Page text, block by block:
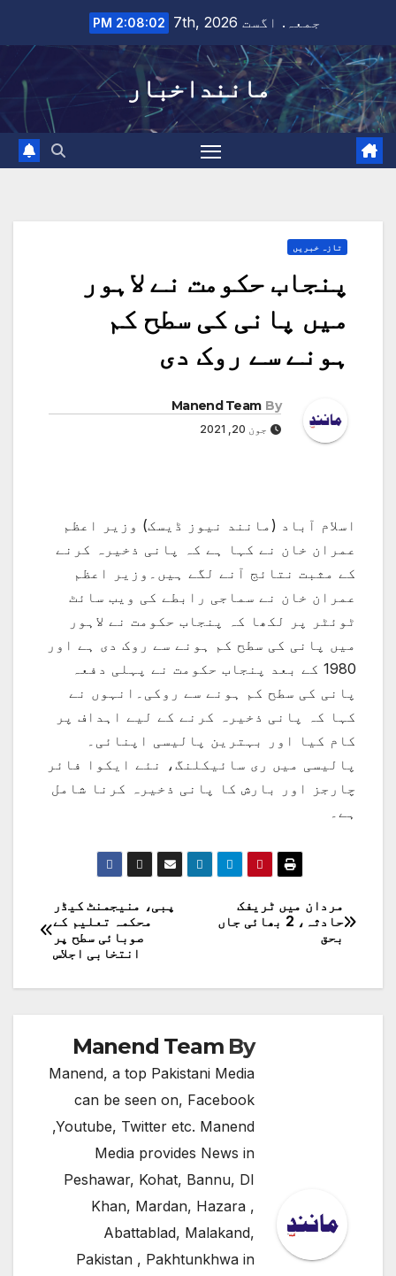
content
جمعہ. اگست 7th, 2026 2:08:03 PM
ماننداخبار
تازہ خبریں
پنجاب حکومت نے لاہور
میں پانی کی سطح کم
ہونے سے روک دی
By
Manend Team
جون 20, 2021
اسلام آباد (مانند نیوز ڈیسک) وزیر اعظم
عمران خان نے کہا ہے کہ پانی ذخیرہ کرنے
کے مثبت نتائج آنے لگے ہیں۔وزیر اعظم
عمران خان نے سماجی رابطے کی ویب سائٹ
ٹوئٹر پر لکھا کہ پنجاب حکومت نے لاہور
میں پانی کی سطح کم ہونے سے روک دی ہے اور
1980 کے بعد پنجاب حکومت نے پہلی دفعہ
پانی کی سطح کم ہونے سے روکی۔انہوں نے
کہا کہ پانی ذخیرہ کرنے کے لیے اہداف پر
کام کیا اور بہترین پالیسی اپنائی۔
پالیسی میں ری سائیکلنگ، نئے ایکوا فائر
چارجز اور بارش کا پانی ذخیرہ کرنا شامل
ہے۔
پوسٹوں
کی
نیویگیشن
پبی، منیجمنٹ کیڈر
محکمہ تعلیم کے
صوبائی سطح پر
انتخابی اجلاس
مردان میں ٹریفک
حادثہ، 2 بھائی جاں
بحق
By
Manend Team
Manend, a top Pakistani Media
can be seen on, Facebook
,Youtube, Twitter etc. Manend
Media provides News in
Peshawar, Kohat, Bannu, DI
Khan, Mardan, Hazara ,
Abattablad, Malakand,
Pakistan , Pakhtunkhwa in